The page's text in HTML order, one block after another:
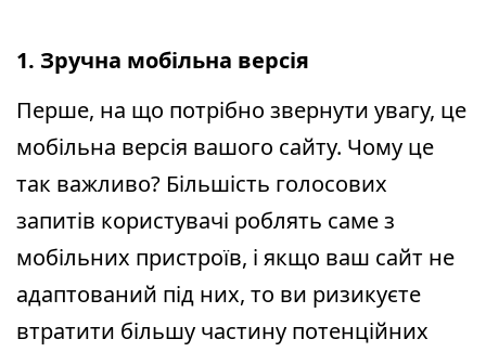
1. Зручна мобільна версія
Перше, на що потрібно звернути увагу, це
мобільна версія вашого сайту. Чому це
так важливо? Більшість голосових
запитів користувачі роблять саме з
мобільних пристроїв, і якщо ваш сайт не
адаптований під них, то ви ризикуєте
втратити більшу частину потенційних